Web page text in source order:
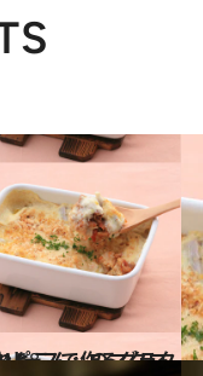
」のマクロビレシピ